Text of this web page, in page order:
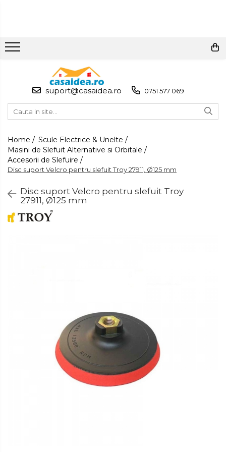
Adeziv Instant & Super Glue
Epoxidic
Pasta de Lipit Universala
Blocator & Solutie Blocare
Suruburi
Banda Teflon
Articole Pentru Casa
Accesorii Baie
Accesorii Telefoane
Casti Audio
Accesorii Laptop & PC
suport@casaidea.ro 0751 577 069
Home / Scule Electrice & Unelte /
Masini de Slefuit Alternative si Orbitale /
Accesorii de Slefuire /
Disc suport Velcro pentru slefuit Troy 27911, Ø125 mm
Disc suport Velcro pentru slefuit Troy
27911, Ø125 mm